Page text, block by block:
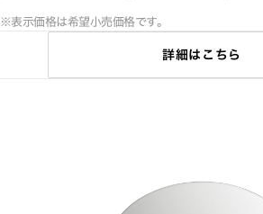
※表示価格は希望小売価格です。
詳細はこちら